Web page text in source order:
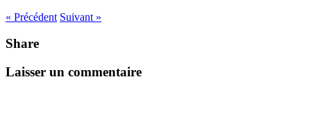
« Précédent Suivant »
Share
Laisser un commentaire